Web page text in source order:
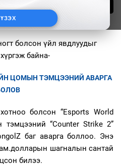
ҮЗЭХ
болсон үйл явдлуудыг
байна-
ЦОМЫН ТЭМЦЭЭНИЙ АВАРГА
болсон “Esports World
“Counter Strike 2”
баг аварга боллоо. Энэ
шагналын сантай
билээ.